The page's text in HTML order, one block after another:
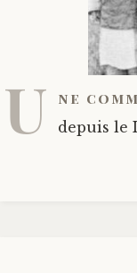
U ne
depuis le